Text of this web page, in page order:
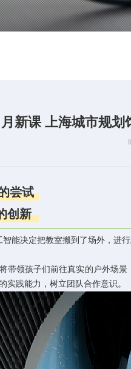
新课 上海城市规
尝试
创新
智能决定把教室搬到了场外，进行
带领孩子们前往真实的户外场
实践能力，树立团队合作意识。